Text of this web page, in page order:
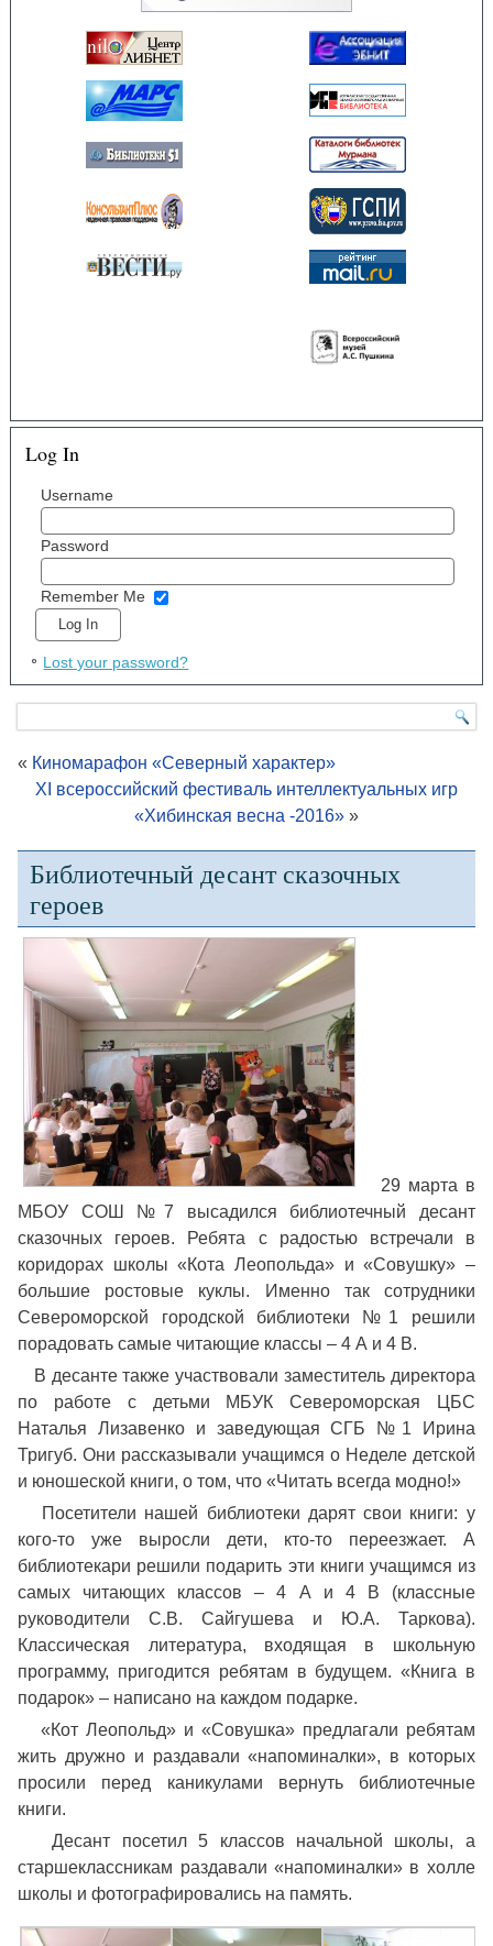
Log In
Username
Password
Remember Me
Lost your password?
« Киномарафон «Северный характер»
XI всероссийский фестиваль интеллектуальных игр
«Хибинская весна -2016» »
Библиотечный десант сказочных
героев
29 марта в
МБОУ СОШ №7 высадился библиотечный десант
сказочных героев. Ребята с радостью встречали в
коридорах школы «Кота Леопольда» и «Совушку» –
большие ростовые куклы. Именно так сотрудники
Североморской городской библиотеки №1 решили
порадовать самые читающие классы – 4 А и 4 В.
В десанте также участвовали заместитель директора
по работе с детьми МБУК Североморская ЦБС
Наталья Лизавенко и заведующая СГБ №1 Ирина
Тригуб. Они рассказывали учащимся о Неделе детской
и юношеской книги, о том, что «Читать всегда модно!»
Посетители нашей библиотеки дарят свои книги: у
кого-то уже выросли дети, кто-то переезжает. А
библиотекари решили подарить эти книги учащимся из
самых читающих классов – 4 А и 4 В (классные
руководители С.В. Сайгушева и Ю.А. Таркова).
Классическая литература, входящая в школьную
программу, пригодится ребятам в будущем. «Книга в
подарок» – написано на каждом подарке.
«Кот Леопольд» и «Совушка» предлагали ребятам
жить дружно и раздавали «напоминалки», в которых
просили перед каникулами вернуть библиотечные
книги.
Десант посетил 5 классов начальной школы, а
старшеклассникам раздавали «напоминалки» в холле
школы и фотографировались на память.